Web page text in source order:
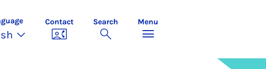
Contact Search Menu